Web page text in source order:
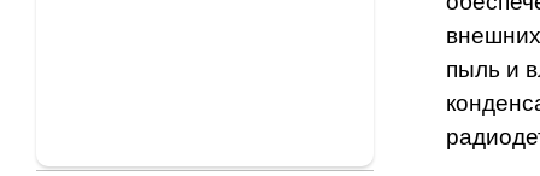
пыль и